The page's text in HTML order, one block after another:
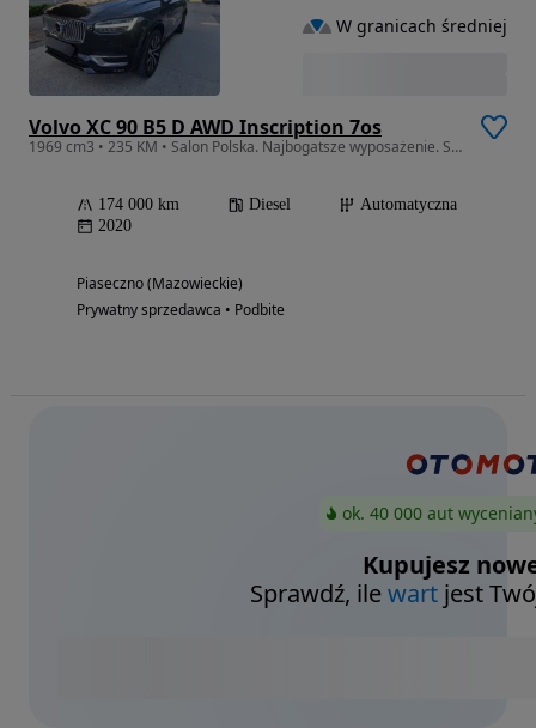
Volvo XC 90 B5 D AWD Inscription 7os
1969 cm3 • 235 KM • Salon Polska. Najbogatsze wyposażenie. Stan idealny. Faktura VAT
174 000 km Diesel
Automatyczna
2020
Piaseczno (Mazowieckie)
Prywatny sprzedawca • Podbite
W granicach średniej
ok. 40 000 aut
Kupujesz
Sprawdź, ilewart jest